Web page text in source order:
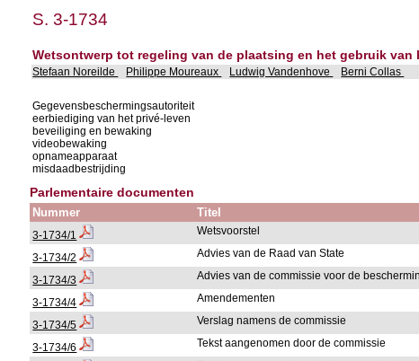
S. 3-1734
Wetsontwerp tot regeling van de plaatsing en het gebruik van
Stefaan Noreilde Philippe Moureaux Ludwig Vandenhove Berni Collas
Gegevensbeschermingsautoriteit
eerbiediging van het privé-leven
beveiliging en bewaking
videobewaking
opnameapparaat
misdaadbestrijding
Parlementaire documenten
Nummer Titel
3-1734/1 Wetsvoorstel
3-1734/2 Advies van de Raad van State
3-1734/3 Advies van de commissie voor de
3-1734/4 Amendementen
3-1734/5 Verslag namens de commissie
3-1734/6 Tekst aangenomen door de commissie